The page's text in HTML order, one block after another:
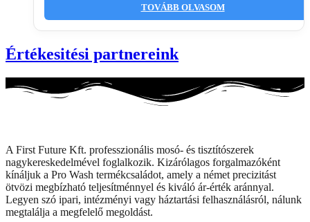
TOVÁBB OLVASOM
Értékesitési partnereink
A First Future Kft. professzionális mosó- és tisztítószerek
nagykereskedelmével foglalkozik. Kizárólagos forgalmazóként
kínáljuk a Pro Wash termékcsaládot, amely a német precizitást
ötvözi megbízható teljesítménnyel és kiváló ár-érték aránnyal.
Legyen szó ipari, intézményi vagy háztartási felhasználásról, nálunk
megtalálja a megfelelő megoldást.